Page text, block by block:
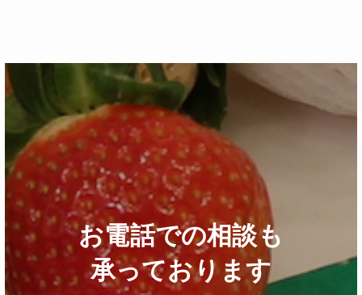
お電話での相談も
承っております